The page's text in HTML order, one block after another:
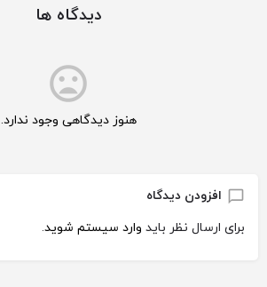
دیدگاه ها
هنوز دیدگاهی وجود ندارد.
افزودن دیدگاه
برای ارسال نظر باید وارد سیستم شوید.